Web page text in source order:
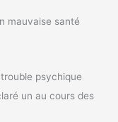
mauvaise santé
psychique
un au cours des